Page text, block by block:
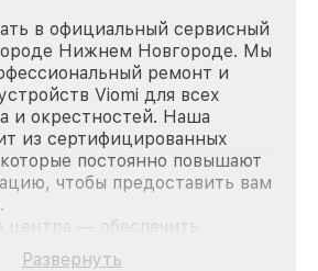
в официальный сервисный
Нижнем Новгороде. Мы
ремонт и
Viomi для всех
и окрестностей. Наша
из сертифицированных
постоянно повышают
чтобы предоставить вам
— обеспечить
доступный ремонт для
Развернуть